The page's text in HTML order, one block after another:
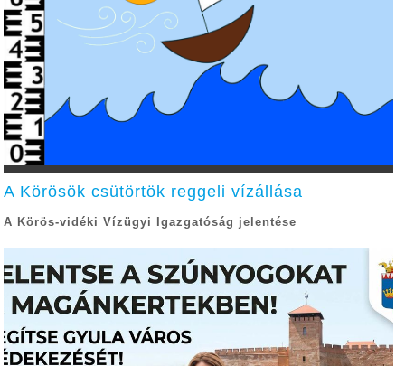
A Körösök csütörtök reggeli vízállása
A Körös-vidéki Vízügyi Igazgatóság jelentése